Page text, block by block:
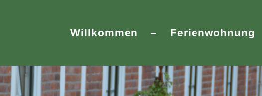
Willkommen – Ferienwohnung